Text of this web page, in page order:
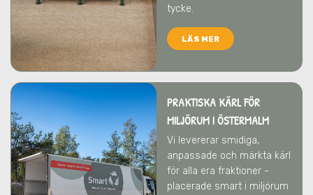
tycke.
LÄS MER
PRAKTISKA KÄRL FÖR
MILJÖRUMI ÖSTERMALM
Vi levererar smidiga,
anpassade och märkta kärl
för alla era fraktioner -
placerade smart i miljörum